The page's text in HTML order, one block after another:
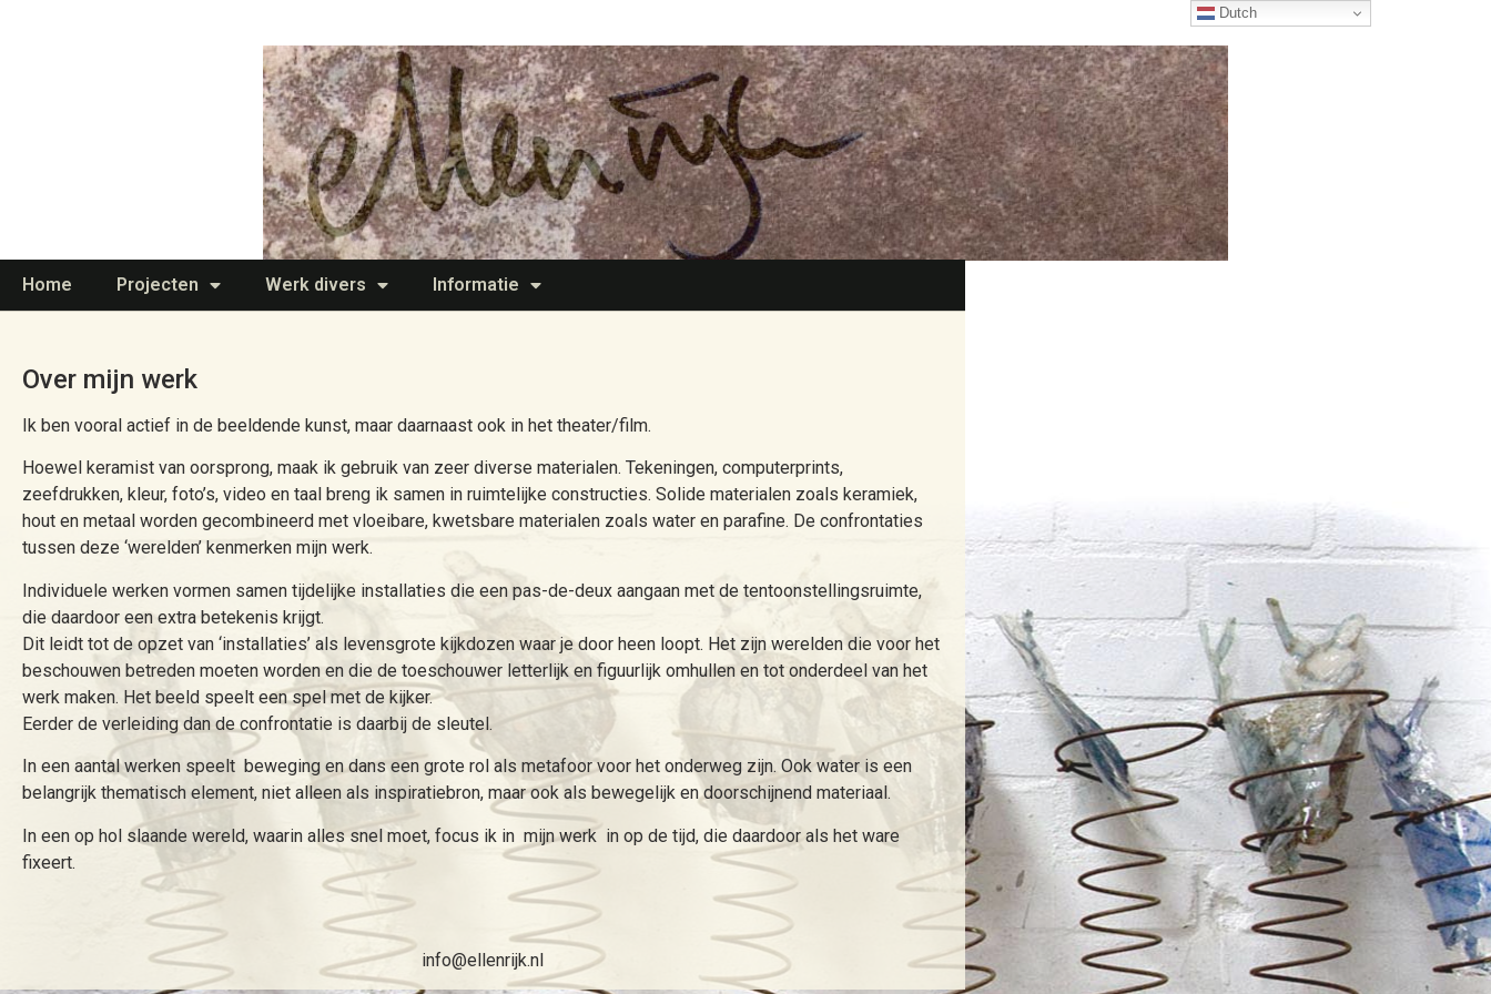
Home Projecten Werk divers Informatie
Over mijn werk
Ik ben vooral actief in de beeldende kunst, maar daarnaast ook in het theater/film.
Hoewel keramist van oorsprong, maak ik gebruik van zeer diverse materialen. Tekeningen, computerprints,
zeefdrukken, kleur, foto’s, video en taal breng ik samen in ruimtelijke constructies. Solide materialen zoals keramiek,
hout en metaal worden gecombineerd met vloeibare, kwetsbare materialen zoals water en parafine. De confrontaties
tussen deze ‘werelden’ kenmerken mijn werk.
Individuele werken vormen samen tijdelijke installaties die een pas-de-deux aangaan met de tentoonstellingsruimte,
die daardoor een extra betekenis krijgt.
Dit leidt tot de opzet van ‘installaties’ als levensgrote kijkdozen waar je door heen loopt. Het zijn werelden die voor het
beschouwen betreden moeten worden en die de toeschouwer letterlijk en figuurlijk omhullen en tot onderdeel van het
werk maken. Het beeld speelt een spel met de kijker.
Eerder de verleiding dan de confrontatie is daarbij de sleutel.
In een aantal werken speelt beweging en dans een grote rol als metafoor voor het onderweg zijn. Ook water is een
belangrijk thematisch element, niet alleen als inspiratiebron, maar ook als bewegelijk en doorschijnend materiaal.
In een op hol slaande wereld, waarin alles snel moet, focus ik in mijn werk in op de tijd, die daardoor als het ware
fixeert.
info@ellenrijk.nl
Dutch